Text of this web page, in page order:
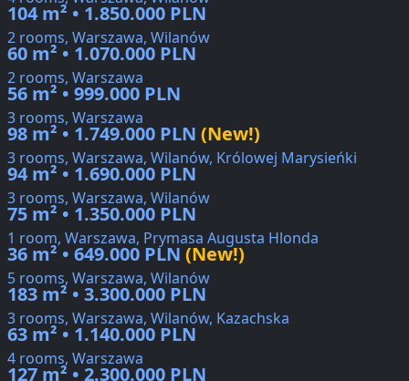
104 m² • 1.850.000 PLN
2 rooms, Warszawa, Wilanów
60 m² • 1.070.000 PLN
2 rooms, Warszawa
56 m² • 999.000 PLN
3 rooms, Warszawa
98 m² • 1.749.000 PLN (New!)
3 rooms, Warszawa, Wilanów, Królowej Marysieńki
94 m² • 1.690.000 PLN
3 rooms, Warszawa, Wilanów
75 m² • 1.350.000 PLN
1 room, Warszawa, Prymasa Augusta Hlonda
36 m² • 649.000 PLN (New!)
5 rooms, Warszawa, Wilanów
183 m² • 3.300.000 PLN
3 rooms, Warszawa, Wilanów, Kazachska
63 m² • 1.140.000 PLN
4 rooms, Warszawa
127 m² • 2.300.000 PLN